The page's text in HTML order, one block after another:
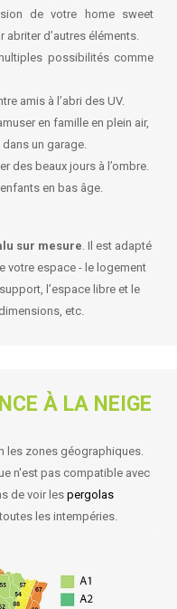
de votre home sweet
abriter d’autres éléments.
possibilités comme
amis à l’abri des UV.
en famille en plein air,
un garage.
des beaux jours à l’ombre.
en bas âge.
sur mesure. Il est adapté
votre espace - le logement
l’espace libre et le
etc.
À LA NEIGE
les zones géographiques.
n'est pas compatible avec
de voir les pergolas
les intempéries.